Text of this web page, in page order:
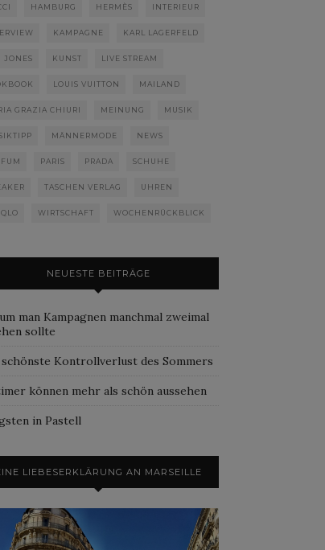
HAMBURG HERMÈS INTERIEUR
KAMPAGNE KARL LAGERFELD
JONES KUNST LIVE STREAM
LOUIS VUITTON MAILAND
GRAZIA CHIURI MEINUNG MUSIK
MÄNNERMODE NEWS
PARIS PRADA SCHUHE
TASCHEN VERLAG UHREN
WIRTSCHAFT WOCHENRÜCKBLICK
NEUESTE BEITRÄGE
man Kampagnen manchmal zweimal
sollte
Kontrollverlust des Sommers
können mehr als schön aussehen
in Pastell
LIEBESERKLÄRUNG AN MARSEILLE